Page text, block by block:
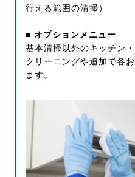
行える範囲の清掃）
■ オプションメニュー
基本清掃以外のキッチン
クリーニングや追加で各
ます。